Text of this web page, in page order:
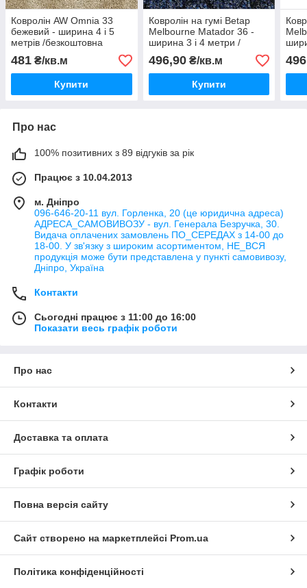
Ковролін AW Omnia 33
бежевий - ширина 4 і 5
метрів /безкоштовна
доставка/
481 ₴/кв.м
Купити
Ковролін на гумі Betap
Melbourne Matador 36 -
ширина 3 і 4 метри /
безкоштовна доставка/
496,90₴/кв.м
Купити
Про нас
100% позитивних з 89 відгуків за рік
Працює з 10.04.2013
м. Дніпро
096-646-20-11 вул. Горленка, 20 (це юридична адреса)
АДРЕСА_САМОВИВОЗУ - вул. Генерала Безручка, 30.
Видача оплачених замовлень ПО_СЕРЕДАХ з 14-00 до
18-00. У зв'язку з широким асортиментом, НЕ_ВСЯ
продукція може бути представлена у пункті самовивозу,
Дніпро, Україна
Контакти
Сьогодні працює з 11:00 до 16:00
Показати весь графік роботи
Про нас
Контакти
Доставка та оплата
Графік роботи
Повна версія сайту
Сайт створено на маркетплейсі Prom.ua
Політика конфіденційності